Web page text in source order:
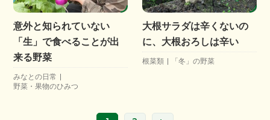
意外と知られていない
「生」で食べることが出
来る野菜
みなとの日常
野菜・果物のひみつ
大根サラダは辛くないの
に、大根おろしは辛い
根菜類 「冬」の野菜